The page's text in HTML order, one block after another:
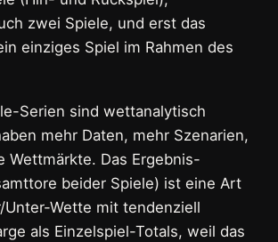
zwei Spiele, und erst das
einziges Spiel im Rahmen des
Serien sind wettanalytisch
mehr Daten, mehr Szenarien,
Wettmärkte. Das Ergebnis-
beider Spiele) ist eine Art
Unter-Wette mit tendenziell
als Einzelspiel-Totals, weil das